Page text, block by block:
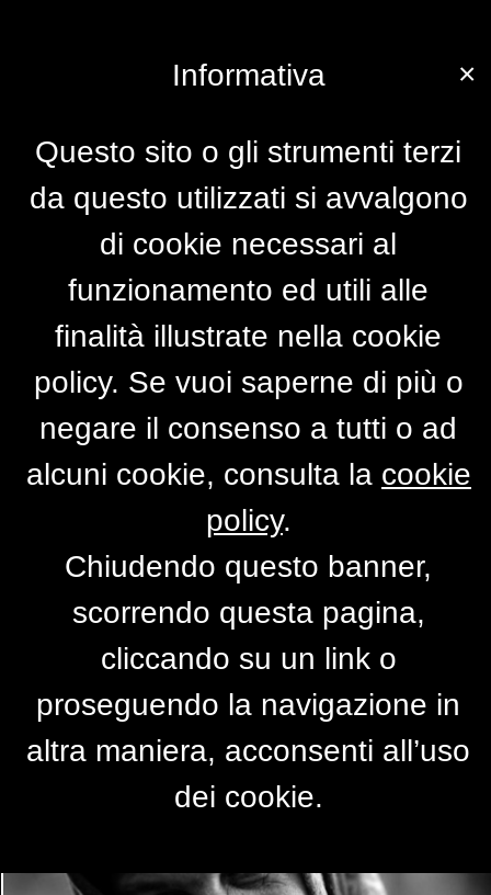
gitana
dialdebaran
×
Informativa
Questo sito o gli strumenti terzi
da questo utilizzati si avvalgono
di cookie necessari al
funzionamento ed utili alle
finalità illustrate nella cookie
policy. Se vuoi saperne di più o
negare il consenso a tutti o ad
alcuni cookie, consulta la cookie
policy.
Chiudendo questo banner,
scorrendo questa pagina,
cliccando su un link o
proseguendo la navigazione in
altra maniera, acconsenti all’uso
dei cookie.